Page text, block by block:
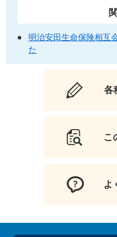
明治安田生命保険相互
た
各
こ
よ